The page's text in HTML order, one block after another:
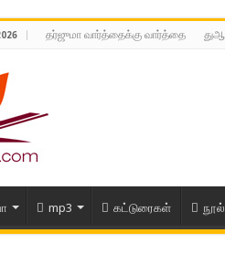
தர்ஜுமா வார்த்தைக்கு வார்த்தை
mp3 கட்டுரைகள்